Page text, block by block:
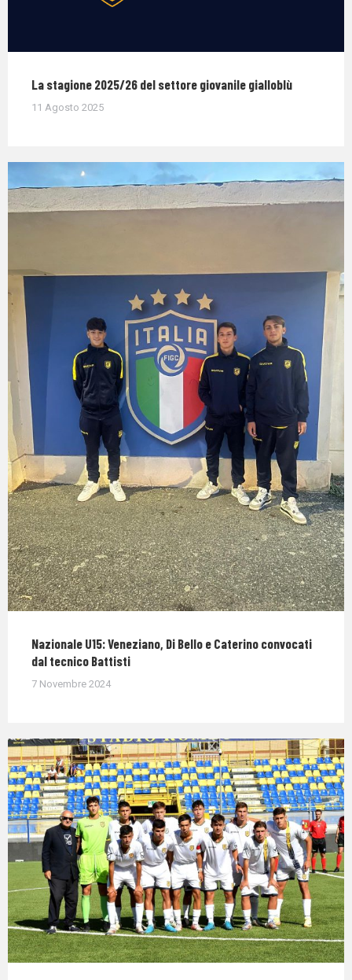
La stagione 2025/26 del settore giovanile gialloblù
11 Agosto 2025
Nazionale U15: Veneziano, Di Bello e Caterino convocati
dal tecnico Battisti
7 Novembre 2024